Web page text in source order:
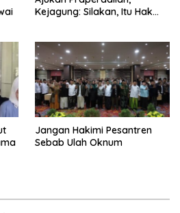
Kejagung: Silakan, Itu Hak
Jangan Hakimi Pesantren
Sebab Ulah Oknum